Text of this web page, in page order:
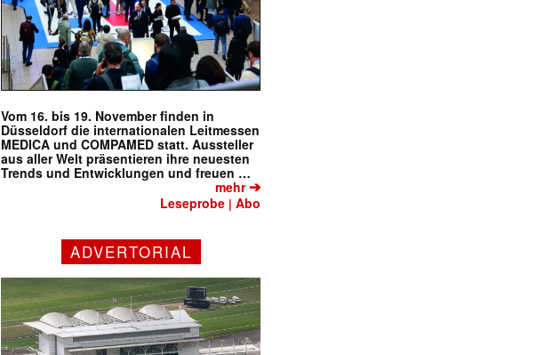
Vom 16. bis 19. November finden in
Düsseldorf die internationalen Leitmessen
MEDICA und COMPAMED statt. Aussteller
aus aller Welt präsentieren ihre neuesten
Trends und Entwicklungen und freuen …
mehr➔
Leseprobe |Abo
ADVERTORIAL